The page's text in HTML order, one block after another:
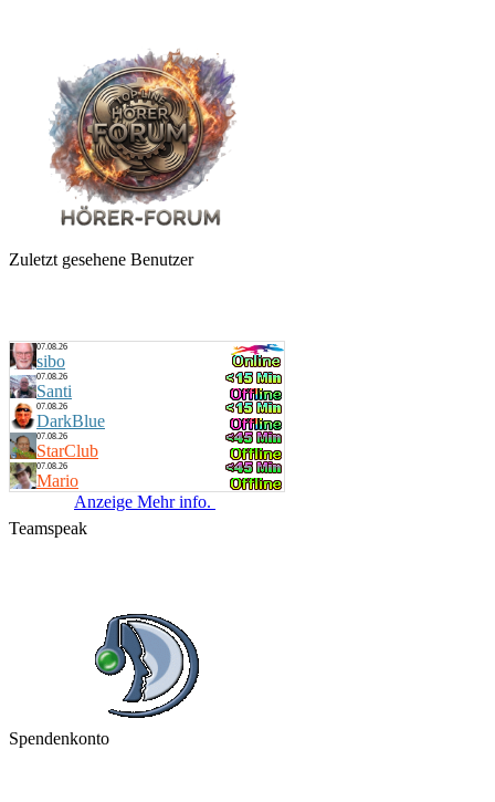
Zuletzt gesehene Benutzer
07.08.26
sibo
07.08.26
Santi
07.08.26
DarkBlue
07.08.26
StarClub
07.08.26
Mario
Anzeige Mehr info.
Teamspeak
Spendenkonto